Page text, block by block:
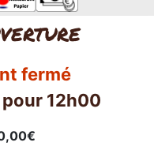
fermé
12h00